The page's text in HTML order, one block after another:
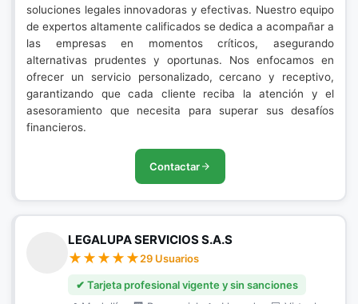
soluciones legales innovadoras y efectivas. Nuestro equipo
de expertos altamente calificados se dedica a acompañar a
las empresas en momentos críticos, asegurando
alternativas prudentes y oportunas. Nos enfocamos en
ofrecer un servicio personalizado, cercano y receptivo,
garantizando que cada cliente reciba la atención y el
asesoramiento que necesita para superar sus desafíos
financieros.
Contactar
LEGALUPA SERVICIOS S.A.S
29 Usuarios
✔ Tarjeta profesional vigente y sin sanciones